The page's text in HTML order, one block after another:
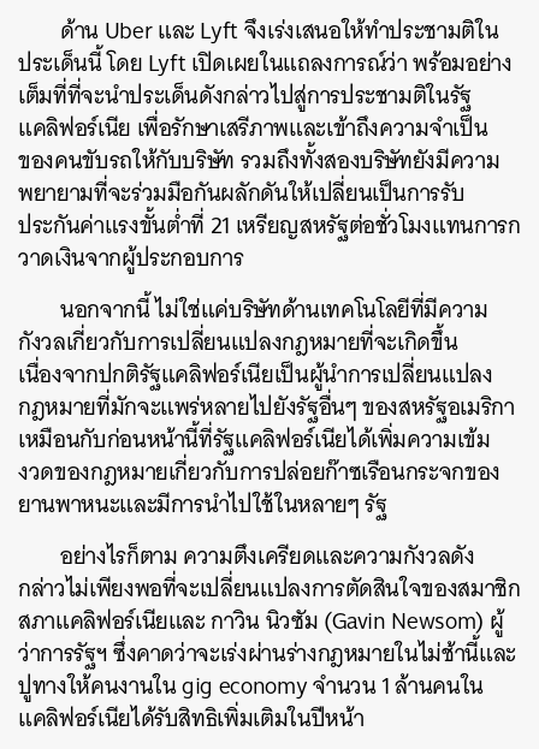
ด้าน Uber และ Lyft จึงเร่งเสนอให้ทำประชามติใน
ประเด็นนี้ โดย Lyft เปิดเผยในแถลงการณ์ว่า พร้อมอย่าง
เต็มที่ที่จะนำประเด็นดังกล่าวไปสู่การประชามติในรัฐ
แคลิฟอร์เนีย เพื่อรักษาเสรีภาพและเข้าถึงความจำเป็น
ของคนขับรถให้กับบริษัท รวมถึงทั้งสองบริษัทยังมีความ
พยายามที่จะร่วมมือกันผลักดันให้เปลี่ยนเป็นการรับ
ประกันค่าแรงขั้นต่ำที่ 21 เหรียญสหรัฐต่อชั่วโมงแทนการก
วาดเงินจากผู้ประกอบการ
นอกจากนี้ ไม่ใช่แค่บริษัทด้านเทคโนโลยีที่มีความ
กังวลเกี่ยวกับการเปลี่ยนแปลงกฎหมายที่จะเกิดขึ้น
เนื่องจากปกติรัฐแคลิฟอร์เนียเป็นผู้นำการเปลี่ยนแปลง
กฎหมายที่มักจะแพร่หลายไปยังรัฐอื่นๆ ของสหรัฐอเมริกา
เหมือนกับก่อนหน้านี้ที่รัฐแคลิฟอร์เนียได้เพิ่มความเข้ม
งวดของกฎหมายเกี่ยวกับการปล่อยก๊าซเรือนกระจกของ
ยานพาหนะและมีการนำไปใช้ในหลายๆ รัฐ
อย่างไรก็ตาม ความตึงเครียดและความกังวลดัง
กล่าวไม่เพียงพอที่จะเปลี่ยนแปลงการตัดสินใจของสมาชิก
สภาแคลิฟอร์เนียและ กาวิน นิวซัม (Gavin Newsom) ผู้
ว่าการรัฐฯ ซึ่งคาดว่าจะเร่งผ่านร่างกฎหมายในไม่ช้านี้และ
ปูทางให้คนงานใน gig economy จำนวน 1 ล้านคนใน
แคลิฟอร์เนียได้รับสิทธิเพิ่มเติมในปีหน้า
ค้นหา
SHARE TWEET LINE EMAIL